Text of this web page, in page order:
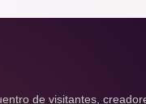
de visitantes,